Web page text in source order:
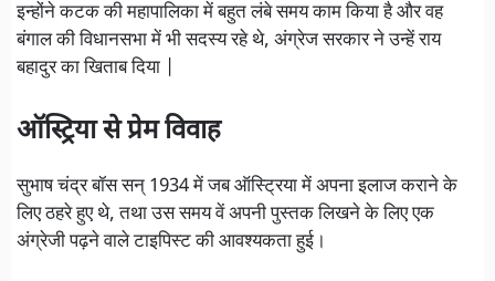
इन्होंने कटक की महापालिका में बहुत लंबे समय काम किया है और वह
बंगाल की विधानसभा में भी सदस्य रहे थे, अंग्रेज सरकार ने उन्हें राय
बहादुर का खिताब दिया |
ऑस्ट्रिया से प्रेम विवाह
सुभाष चंद्र बॉस सन् 1934 में जब ऑस्ट्रिया में अपना इलाज कराने के
लिए ठहरे हुए थे, तथा उस समय वें अपनी पुस्तक लिखने के लिए एक
अंग्रेजी पढ़ने वाले टाइपिस्ट की आवश्यकता हुई।